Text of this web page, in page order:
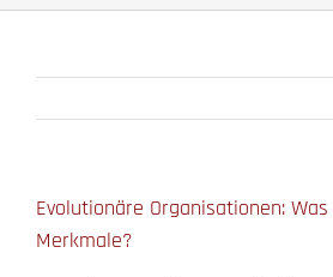
Evolutionäre Organisationen:
Merkmale?